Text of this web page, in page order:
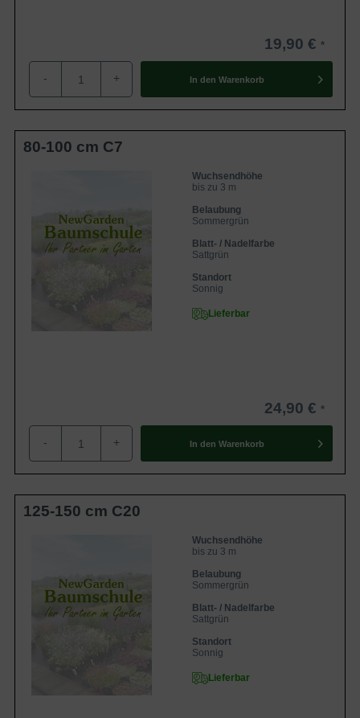
19,90 €
- + In den Warenkorb
80-100 cm C7
Wuchsendhöhe
bis zu 3 m
Belaubung
Sommergrün
Blatt- / Nadelfarbe
Sattgrün
Standort
Sonnig
Lieferbar
24,90 €
- + In den Warenkorb
125-150 cm C20
Wuchsendhöhe
bis zu 3 m
Belaubung
Sommergrün
Blatt- / Nadelfarbe
Sattgrün
Standort
Sonnig
Lieferbar